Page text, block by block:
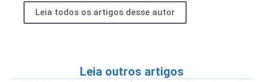
Leia todos os artigos desse autor
Leia outros artigos